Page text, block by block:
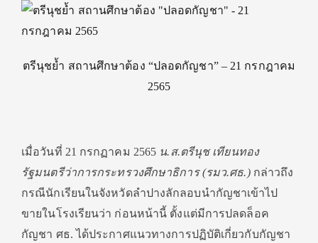
ตรีนุชย้ำ สถานศึกษาต้อง “ปลอดกัญชา” – 21 กรกฎาคม
2565
เมื่อวันที่ 21 กรกฏาคม 2565 น.ส.ตรีนุช เทียนทอง
รัฐมนตรีว่าการกระทรวงศึกษาธิการ (รมว.ศธ.)กล่าวถึง
กรณีนักเรียนในจังหวัดลำปางลักลอบนำกัญชาเข้าไป
ขายในโรงเรียนว่า ก่อนหน้านี้ ตั้งแต่มีการปลดล็อค
กัญชา ศธ. ได้ประกาศแนวทางการปฏิบัติเกี่ยวกับกัญชา